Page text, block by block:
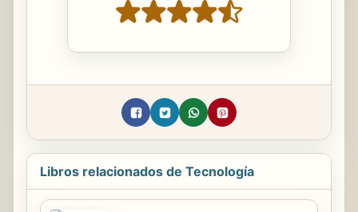
Libros relacionados de Tecnología